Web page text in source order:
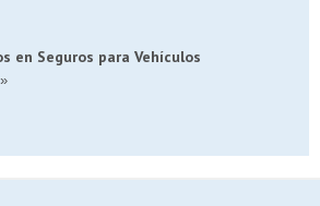
en Seguros para Vehículos